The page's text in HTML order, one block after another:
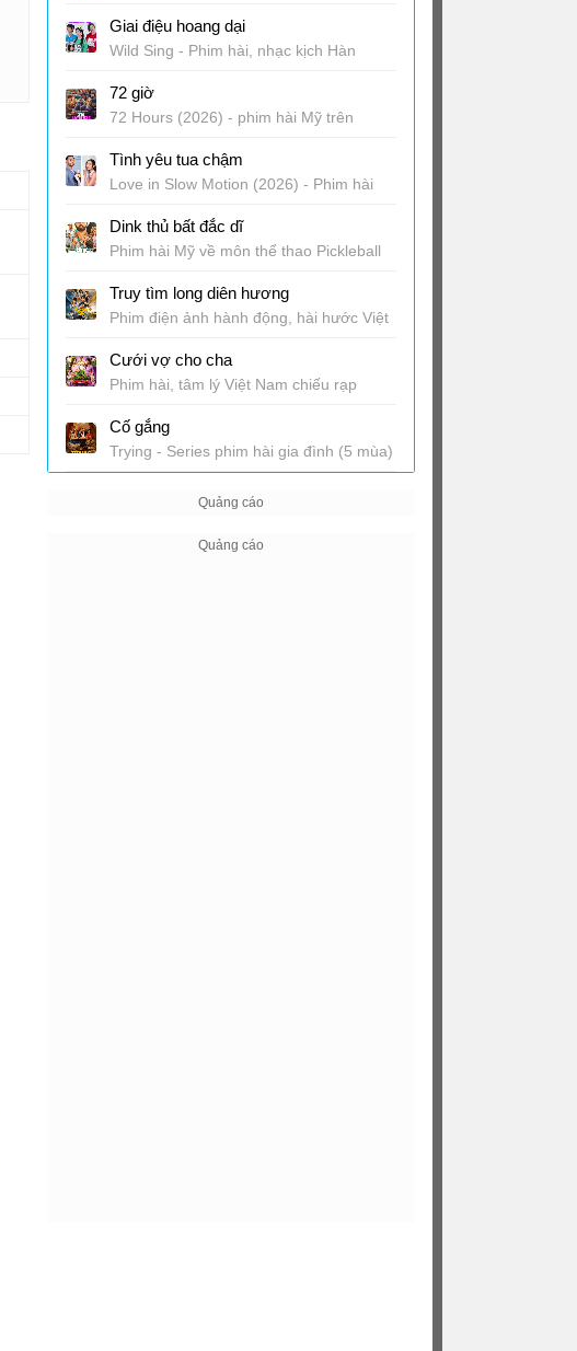
Giai điệu hoang dại
Wild Sing - Phim hài, nhạc kịch Hàn
72 giờ
72 Hours (2026) - phim hài Mỹ trên
Tình yêu tua chậm
Love in Slow Motion (2026) - Phim hài
Dink thủ bất đắc dĩ
Phim hài Mỹ về môn thể thao Pickleball
Truy tìm long diên hương
Phim điện ảnh hành động, hài hước Việt
Cưới vợ cho cha
Phim hài, tâm lý Việt Nam chiếu rạp
Cố gắng
Trying - Series phim hài gia đình (5 mùa)